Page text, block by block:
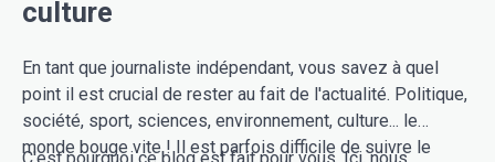
culture
En tant que journaliste indépendant, vous savez à quel
point il est crucial de rester au fait de l'actualité. Politique,
société, sport, sciences, environnement, culture... le
monde bouge vite ! Il est parfois difficile de suivre le